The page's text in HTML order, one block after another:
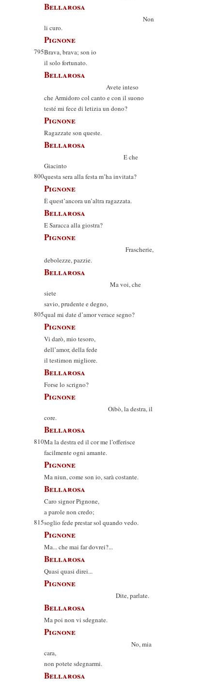
Bellarosa
Non
li curo.
Pignone
795Brava, brava; son io
il solo fortunato.
Bellarosa
Avete inteso
che Armidoro col canto e con il suono
testé mi fece di letizia un dono?
Pignone
Ragazzate son queste.
Bellarosa
E che
Giacinto
800questa sera alla festa m’ha invitata?
Pignone
È quest’ancora un’altra ragazzata.
Bellarosa
E Saracca alla giostra?
Pignone
Frascherie,
debolezze, pazzie.
Bellarosa
Ma voi, che
siete
savio, prudente e degno,
805qual mi date d’amor verace segno?
Pignone
Vi darò, mio tesoro,
dell’amor, della fede
il testimon migliore.
Bellarosa
Forse lo scrigno?
Pignone
Oibò, la destra, il
core.
Bellarosa
810Ma la destra ed il cor me l’offerisce
facilmente ogni amante.
Pignone
Ma niun, come son io, sarà costante.
Bellarosa
Caro signor Pignone,
a parole non credo;
815soglio fede prestar sol quando vedo.
Pignone
Ma... che mai far dovrei?...
Bellarosa
Quasi quasi direi...
Pignone
Dite, parlate.
Bellarosa
Ma poi non vi sdegnate.
Pignone
No, mia
cara,
non potete sdegnarmi.
Bellarosa